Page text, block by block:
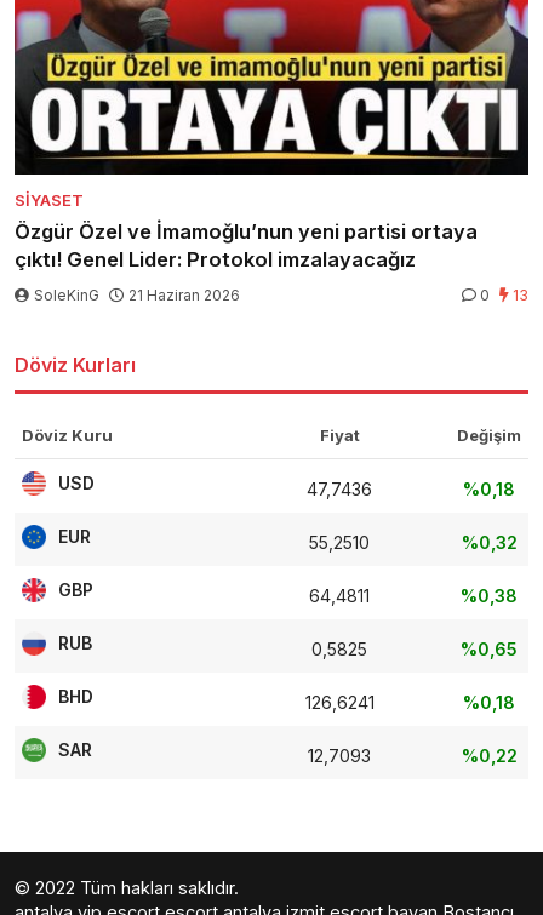
SIYASET
Özgür Özel ve İmamoğlu’nun yeni partisi ortaya
çıktı! Genel Lider: Protokol imzalayacağız
SoleKinG 21 Haziran 2026 0 13
Döviz Kurları
Döviz Kuru Fiyat Değişim
USD 47,7436 %0,18
EUR 55,2510 %0,32
GBP 64,4811 %0,38
RUB 0,5825 %0,65
BHD 126,6241 %0,18
SAR 12,7093 %0,22
© 2022 Tüm hakları saklıdır.